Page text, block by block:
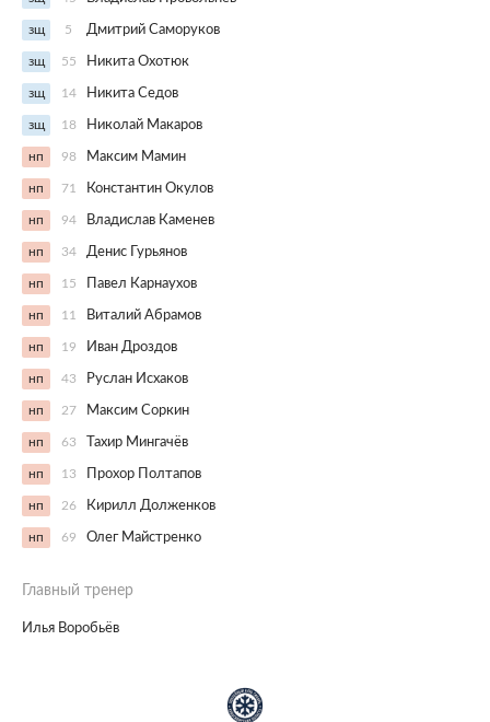
зщ 5 Дмитрий Саморуков
зщ 55 Никита Охотюк
зщ 14 Никита Седов
зщ 18 Николай Макаров
нп 98 Максим Мамин
нп 71 Константин Окулов
нп 94 Владислав Каменев
нп 34 Денис Гурьянов
нп 15 Павел Карнаухов
нп 11 Виталий Абрамов
нп 19 Иван Дроздов
нп 43 Руслан Исхаков
нп 27 Максим Соркин
нп 63 Тахир Мингачёв
нп 13 Прохор Полтапов
нп 26 Кирилл Долженков
нп 69 Олег Майстренко
Главный тренер
Илья Воробьёв